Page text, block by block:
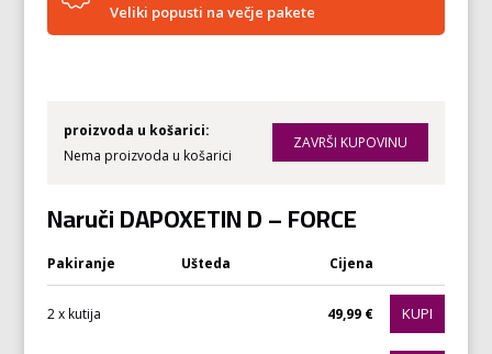
Veliki popusti na večje pakete
proizvoda u košarici:
Nema proizvoda u košarici
Naruči DAPOXETIN D – FORCE
Pakiranje Ušteda Cijena
2 x kutija 49,99 € KUPI